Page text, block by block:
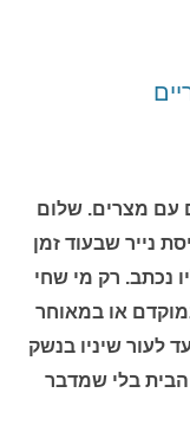
עם מצרים. שלום
נייר שבעוד זמן
נכתב. רק מי שחי
או במאוחר
לעור שיניו בנשק
בלי שמדבר